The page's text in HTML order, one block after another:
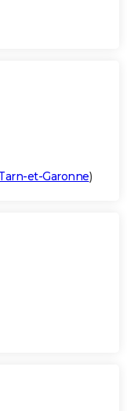
et-Garonne)